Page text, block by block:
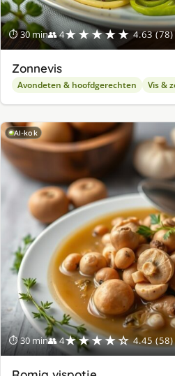
⏱ 30 min👥 4★★★★★ 4.63 (78)
Zonnevis
Avondeten & hoofdgerechten Vis &
AI-kok
⏱ 30 min👥 4★★★★☆ 4.45 (58)